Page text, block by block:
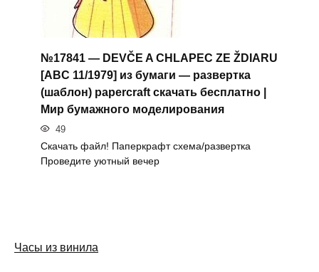
№17841 — DEVČE A CHLAPEC ZE ŽDIARU
[ABC 11/1979] из бумаги — развертка
(шаблон) papercraft скачать бесплатно |
Мир бумажного моделирования
49
Скачать файл! Паперкрафт схема/развертка
Проведите уютный вечер
Часы из винила